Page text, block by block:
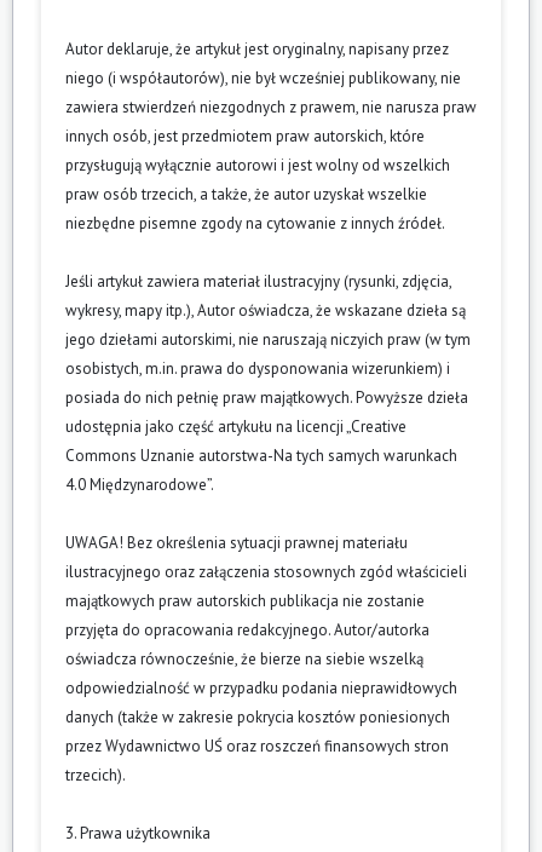
Autor deklaruje, że artykuł jest oryginalny, napisany przez
niego (i współautorów), nie był wcześniej publikowany, nie
zawiera stwierdzeń niezgodnych z prawem, nie narusza praw
innych osób, jest przedmiotem praw autorskich, które
przysługują wyłącznie autorowi i jest wolny od wszelkich
praw osób trzecich, a także, że autor uzyskał wszelkie
niezbędne pisemne zgody na cytowanie z innych źródeł.
Jeśli artykuł zawiera materiał ilustracyjny (rysunki, zdjęcia,
wykresy, mapy itp.), Autor oświadcza, że wskazane dzieła są
jego dziełami autorskimi, nie naruszają niczyich praw (w tym
osobistych, m.in. prawa do dysponowania wizerunkiem) i
posiada do nich pełnię praw majątkowych. Powyższe dzieła
udostępnia jako część artykułu na licencji „Creative
Commons Uznanie autorstwa-Na tych samych warunkach
4.0 Międzynarodowe”.
UWAGA! Bez określenia sytuacji prawnej materiału
ilustracyjnego oraz załączenia stosownych zgód właścicieli
majątkowych praw autorskich publikacja nie zostanie
przyjęta do opracowania redakcyjnego. Autor/autorka
oświadcza równocześnie, że bierze na siebie wszelką
odpowiedzialność w przypadku podania nieprawidłowych
danych (także w zakresie pokrycia kosztów poniesionych
przez Wydawnictwo UŚ oraz roszczeń finansowych stron
trzecich).
3. Prawa użytkownika